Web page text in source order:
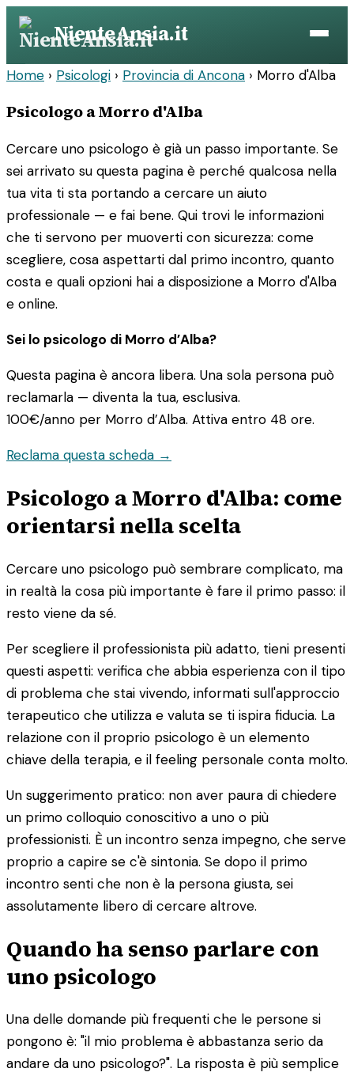
Vai
contenuto
NienteAnsia.it
Home › Psicologi › Provincia di Ancona › Morro d'Alba
Psicologo a Morro d'Alba
Cercare uno psicologo è già un passo importante. Se
sei arrivato su questa pagina è perché qualcosa nella
tua vita ti sta portando a cercare un aiuto
professionale — e fai bene. Qui trovi le informazioni
che ti servono per muoverti con sicurezza: come
scegliere, cosa aspettarti dal primo incontro, quanto
costa e quali opzioni hai a disposizione a Morro d'Alba
e online.
Sei lo psicologo di Morro d’Alba?
Questa pagina è ancora libera. Una sola persona può
reclamarla — diventa la tua, esclusiva.
100€/anno per Morro d’Alba. Attiva entro 48 ore.
Reclama questa scheda →
Psicologo a Morro d'Alba: come
orientarsi nella scelta
Cercare uno psicologo può sembrare complicato, ma
in realtà la cosa più importante è fare il primo passo: il
resto viene da sé.
Per scegliere il professionista più adatto, tieni presenti
questi aspetti: verifica che abbia esperienza con il tipo
di problema che stai vivendo, informati sull'approccio
terapeutico che utilizza e valuta se ti ispira fiducia. La
relazione con il proprio psicologo è un elemento
chiave della terapia, e il feeling personale conta molto.
Un suggerimento pratico: non aver paura di chiedere
un primo colloquio conoscitivo a uno o più
professionisti. È un incontro senza impegno, che serve
proprio a capire se c'è sintonia. Se dopo il primo
incontro senti che non è la persona giusta, sei
assolutamente libero di cercare altrove.
Quando ha senso parlare con
uno psicologo
Una delle domande più frequenti che le persone si
pongono è: "il mio problema è abbastanza serio da
andare da uno psicologo?". La risposta è più semplice